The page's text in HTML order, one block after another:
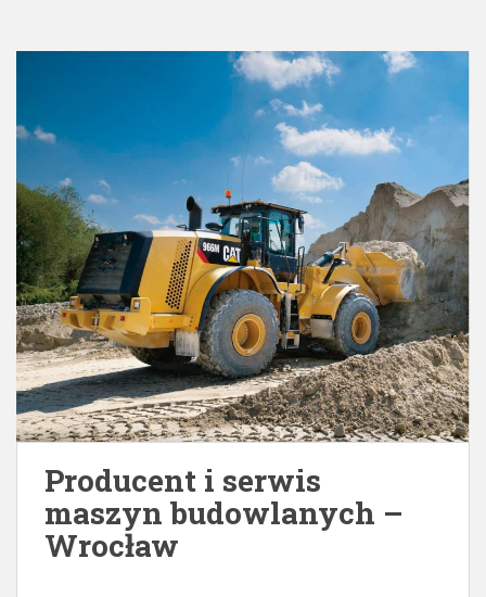
Producent i serwis
maszyn budowlanych –
Wrocław